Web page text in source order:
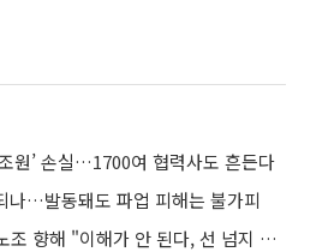
원’ 손실…1700여 협력사도 흔든다
나…발동돼도 파업 피해는 불가피
李대통령, 삼성전자 노조 향해 "이해가 안 된다, 선 넘지 않아야"